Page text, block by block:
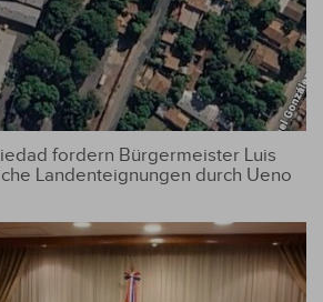
fordern Bürgermeister Luis
Landenteignungen durch Ueno